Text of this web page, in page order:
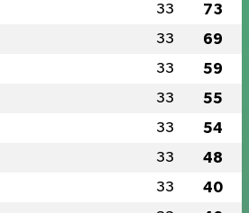
33 73
33 69
33 59
33 55
33 54
33 48
33 40